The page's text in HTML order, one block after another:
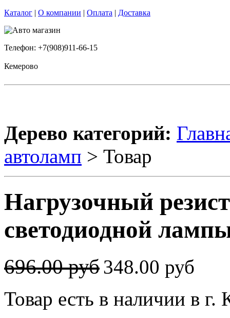
Каталог | О компании | Оплата | Доставка
Телефон: +7(908)911-66-15
Кемерово
Дерево категорий:
автоламп > Товар
Нагрузочный
светодиодной
696.00 руб348.00 руб
Товар есть в наличии в г.